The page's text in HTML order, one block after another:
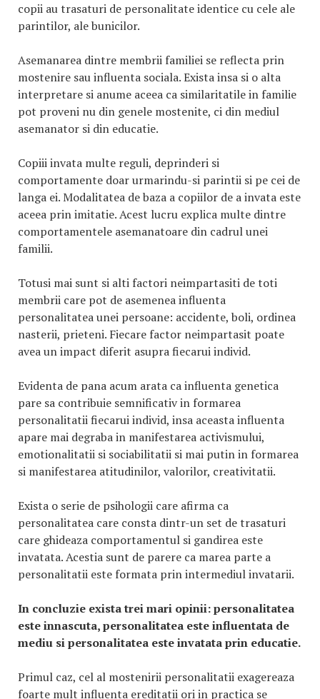
copii au trasaturi de personalitate identice cu cele ale
parintilor, ale bunicilor.
Asemanarea dintre membrii familiei se reflecta prin
mostenire sau influenta sociala. Exista insa si o alta
interpretare si anume aceea ca similaritatile in familie
pot proveni nu din genele mostenite, ci din mediul
asemanator si din educatie.
Copiii invata multe reguli, deprinderi si
comportamente doar urmarindu-si parintii si pe cei de
langa ei. Modalitatea de baza a copiilor de a invata este
aceea prin imitatie. Acest lucru explica multe dintre
comportamentele asemanatoare din cadrul unei
familii.
Totusi mai sunt si alti factori neimpartasiti de toti
membrii care pot de asemenea influenta
personalitatea unei persoane: accidente, boli, ordinea
nasterii, prieteni. Fiecare factor neimpartasit poate
avea un impact diferit asupra fiecarui individ.
Evidenta de pana acum arata ca influenta genetica
pare sa contribuie semnificativ in formarea
personalitatii fiecarui individ, insa aceasta influenta
apare mai degraba in manifestarea activismului,
emotionalitatii si sociabilitatii si mai putin in formarea
si manifestarea atitudinilor, valorilor, creativitatii.
Exista o serie de psihologii care afirma ca
personalitatea care consta dintr-un set de trasaturi
care ghideaza comportamentul si gandirea este
invatata. Acestia sunt de parere ca marea parte a
personalitatii este formata prin intermediul invatarii.
In concluzie exista trei mari opinii: personalitatea
este innascuta, personalitatea este influentata de
mediu si personalitatea este invatata prin educatie.
Primul caz, cel al mostenirii personalitatii exagereaza
foarte mult influenta ereditatii ori in practica se